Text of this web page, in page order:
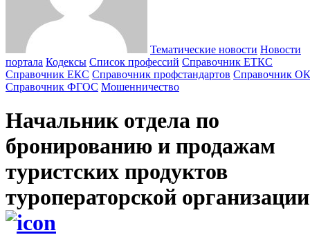
Тематические новости Новости
портала Кодексы Cписок профессий Справочник ЕТКС
Справочник ЕКС Справочник профстандартов Справочник
Справочник ФГОС Мошенничество
Начальник отдела по
бронированию и продажам
туристских продуктов
туроператорской организации